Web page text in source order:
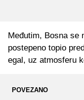
Međutim, Bosna se
postepeno topio
egal, uz atmosferu
POVEZANO